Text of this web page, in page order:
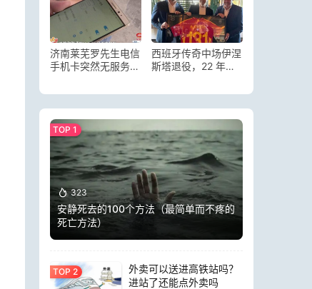
济南莱芜罗先生电信
手机卡突然无服务，
西班牙传奇中场伊涅
斯塔退役，22 年职
323
安静死去的100个方法（最简单而不疼的
死亡方法）
外卖可以送进高铁站吗？
进站了还能点外卖吗